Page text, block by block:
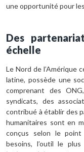
une opportunité pour
Des
échelle
Le Nord de l’Amérique
latine, possède une
comprenant des
syndicats, des
contribué à établir des
humanitaires sont en
conçus selon le
besoins, l’outil le